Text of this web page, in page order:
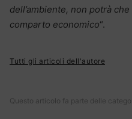
dell’ambiente, non potrà
comparto economico“.
Tutti gli articoli dell'autore
Questo articolo fa parte delle